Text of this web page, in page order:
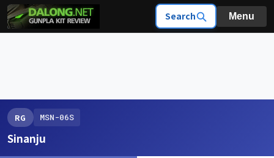
Search Menu
RG MSN-06S
Sinanju